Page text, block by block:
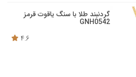
گردنبند طلا با سنگ یاقوت قرمز
GNH0542
4.6